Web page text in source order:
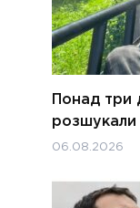
Понад три
розшукали
06.08.2026